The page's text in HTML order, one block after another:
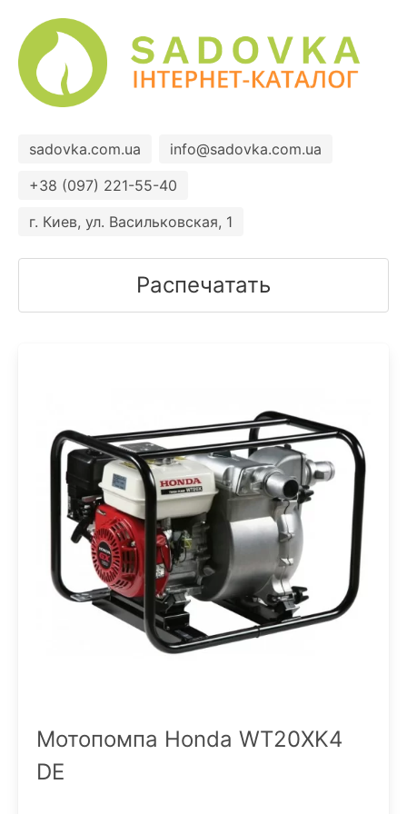
sadovka.com.ua
info@sadovka.com.ua
+38 (097) 221-55-40
г. Киев, ул. Васильковская, 1
Распечатать
Мотопомпа Honda WT20XK4
DE